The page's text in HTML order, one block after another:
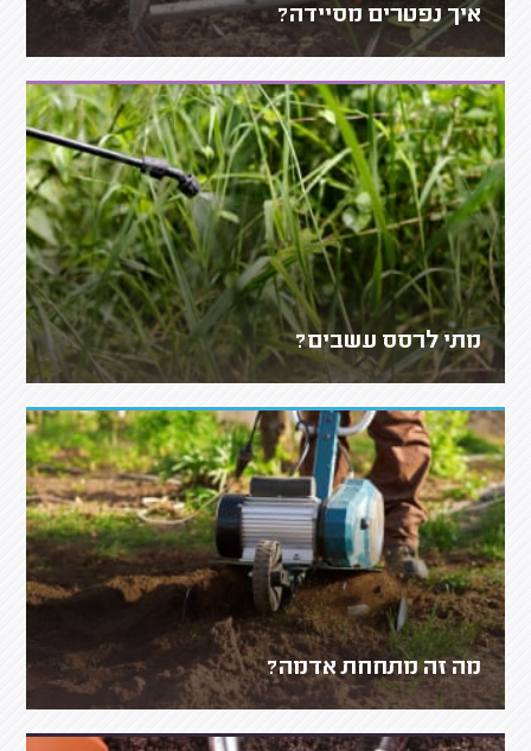
איך נפטרים מסיידה?
מתי לרסס עשבים?
מה זה מתחחת אדמה?